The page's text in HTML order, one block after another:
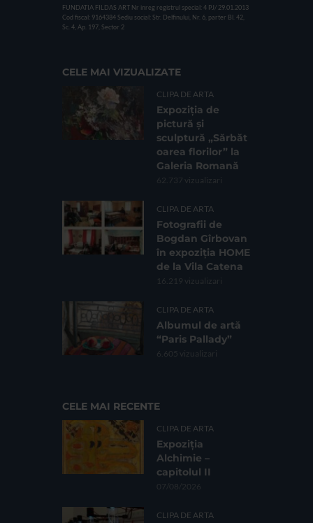
FUNDATIA FILDAS ART Nr inreg registrul special: 4 PJ/ 29.01.2013
Cod fiscal: 9164384 Sediu social: Str. Delfinului, Nr. 6, parter Bl. 42,
Sc. 4, Ap. 197, Sector 2
CELE MAI VIZUALIZATE
CLIPA DE ARTA
Expoziția de
pictură și
sculptură „Sărbăt
oarea florilor” la
Galeria Romană
62.737 vizualizari
CLIPA DE ARTA
Fotografii de
Bogdan Gîrbovan
în expoziția HOME
de la Vila Catena
16.219 vizualizari
CLIPA DE ARTA
Albumul de artă
“Paris Pallady”
6.605 vizualizari
CELE MAI RECENTE
CLIPA DE ARTA
Expoziția
Alchimie –
capitolul II
07/08/2026
CLIPA DE ARTA